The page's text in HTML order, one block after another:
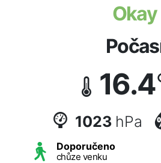
Okay
16.4
1023 hPa
Doporučeno
chůze venku